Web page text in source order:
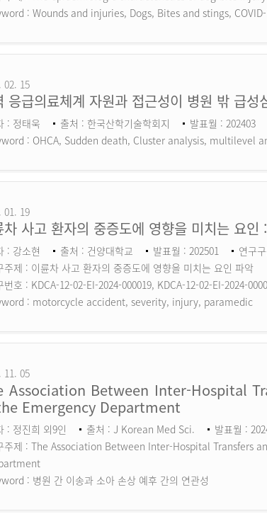
: Wounds and injuries, Dogs, Bites and stings,
02. 15
응급의료체계 자원과 접근성이 병원 밖 급
: 정태욱 출처 : 한국산학기술학회지 발표월 : 202403
: OHCA, Sudden death, Cluster analysis, multilevel
01. 19
차 사고 환자의 중증도에 영향을 미치는 요
: 강소현 출처 : 건양대학교 발표월 : 202501
연구
주제 : 이륜차 사고 환자의 중증도에 영향을 미치는 요인 파악
번호 : KDCA-12-02-EI-2024-000019, KDCA-12-02-EI-2024-
: motorcycle accident, severity, injury, paramedic
11. 05
Association Between Inter-Hospital
Emergency Department
: 정진희 외9인 출처 : J Korean Med Sci. 발표월 :
주제 : The Association Between Inter-Hospital Transfers
: 병원 간 이송과 소아 손상 예후 간의 연관성